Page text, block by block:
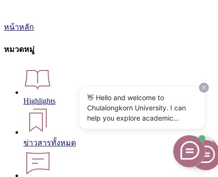
หน้าหลัก
หมวดหมู่
Highlights
ข่าวสารทั้งหมด
👋 Hello and welcome to
Chulalongkorn University. I can
help you explore academic